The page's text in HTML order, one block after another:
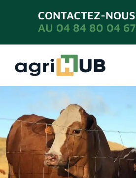
CONTACTEZ-NOUS
AU 04 84 80 04 67